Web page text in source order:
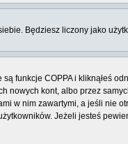
Będziesz liczony jako
funkcje COPPA i kliknąłeś
kont, albo przez
nim zawartymi, a jeśli nie
Jeżeli jesteś